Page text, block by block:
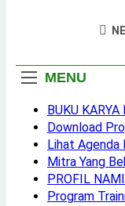
MENU
BUKU
Download
Lihat Agenda
Mitra Yang
PROFIL
Program